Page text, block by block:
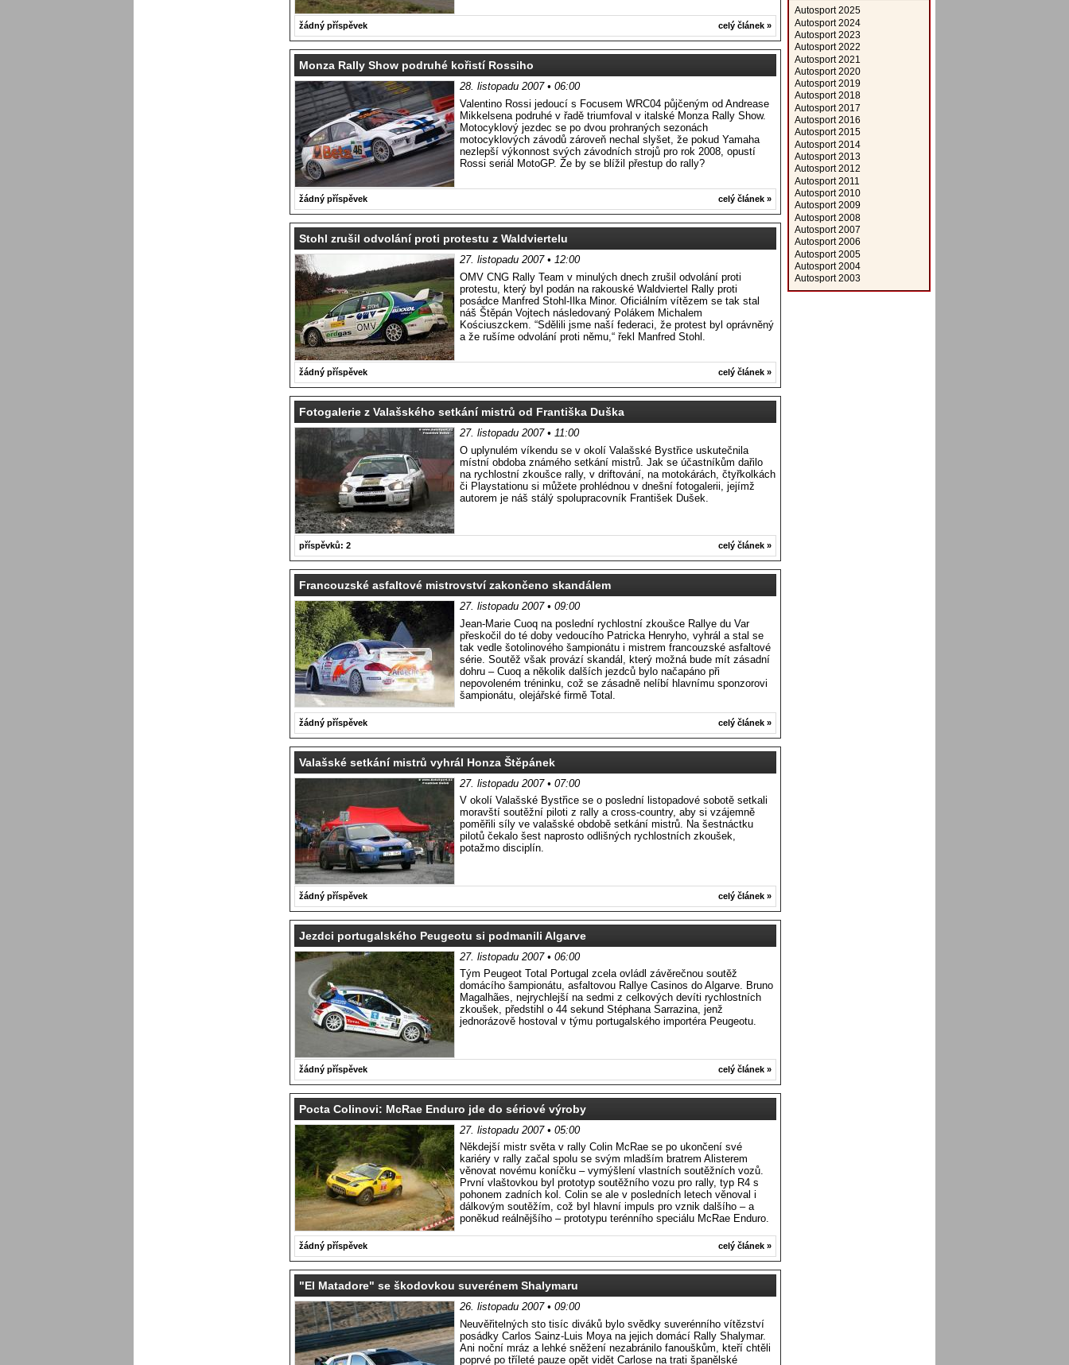
žádný příspěvek celý článek »
Monza Rally Show podruhé kořistí Rossiho
28. listopadu 2007 • 06:00
Valentino Rossi jedoucí s Focusem WRC04 půjčeným od Andrease
Mikkelsena podruhé v řadě triumfoval v italské Monza Rally Show.
Motocyklový jezdec se po dvou prohraných sezonách
motocyklových závodů zároveň nechal slyšet, že pokud Yamaha
nezlepší výkonnost svých závodních strojů pro rok 2008, opustí
Rossi seriál MotoGP. Že by se blížil přestup do rally?
žádný příspěvek celý článek »
Stohl zrušil odvolání proti protestu z Waldviertelu
27. listopadu 2007 • 12:00
OMV CNG Rally Team v minulých dnech zrušil odvolání proti
protestu, který byl podán na rakouské Waldviertel Rally proti
posádce Manfred Stohl-Ilka Minor. Oficiálním vítězem se tak stal
náš Štěpán Vojtech následovaný Polákem Michalem
Kościuszckem. “Sdělili jsme naší federaci, že protest byl oprávněný
a že rušíme odvolání proti němu,“ řekl Manfred Stohl.
žádný příspěvek celý článek »
Fotogalerie z Valašského setkání mistrů od Františka Duška
27. listopadu 2007 • 11:00
O uplynulém víkendu se v okolí Valašské Bystřice uskutečnila
místní obdoba známého setkání mistrů. Jak se účastníkům dařilo
na rychlostní zkoušce rally, v driftování, na motokárách, čtyřkolkách
či Playstationu si můžete prohlédnou v dnešní fotogalerii, jejímž
autorem je náš stálý spolupracovník František Dušek.
příspěvků: 2 celý článek »
Francouzské asfaltové mistrovství zakončeno skandálem
27. listopadu 2007 • 09:00
Jean-Marie Cuoq na poslední rychlostní zkoušce Rallye du Var
přeskočil do té doby vedoucího Patricka Henryho, vyhrál a stal se
tak vedle šotolinového šampionátu i mistrem francouzské asfaltové
série. Soutěž však provází skandál, který možná bude mít zásadní
dohru – Cuoq a několik dalších jezdců bylo načapáno při
nepovoleném tréninku, což se zásadně nelíbí hlavnímu sponzorovi
šampionátu, olejářské firmě Total.
žádný příspěvek celý článek »
Valašské setkání mistrů vyhrál Honza Štěpánek
27. listopadu 2007 • 07:00
V okolí Valašské Bystřice se o poslední listopadové sobotě setkali
moravští soutěžní piloti z rally a cross-country, aby si vzájemně
poměřili síly ve valašské obdobě setkání mistrů. Na šestnáctku
pilotů čekalo šest naprosto odlišných rychlostních zkoušek,
potažmo disciplín.
žádný příspěvek celý článek »
Jezdci portugalského Peugeotu si podmanili Algarve
27. listopadu 2007 • 06:00
Tým Peugeot Total Portugal zcela ovládl závěrečnou soutěž
domácího šampionátu, asfaltovou Rallye Casinos do Algarve. Bruno
Magalhães, nejrychlejší na sedmi z celkových devíti rychlostních
zkoušek, předstihl o 44 sekund Stéphana Sarrazina, jenž
jednorázově hostoval v týmu portugalského importéra Peugeotu.
žádný příspěvek celý článek »
Pocta Colinovi: McRae Enduro jde do sériové výroby
27. listopadu 2007 • 05:00
Někdejší mistr světa v rally Colin McRae se po ukončení své
kariéry v rally začal spolu se svým mladším bratrem Alisterem
věnovat novému koníčku – vymýšlení vlastních soutěžních vozů.
První vlaštovkou byl prototyp soutěžního vozu pro rally, typ R4 s
pohonem zadních kol. Colin se ale v posledních letech věnoval i
dálkovým soutěžím, což byl hlavní impuls pro vznik dalšího – a
poněkud reálnějšího – prototypu terénního speciálu McRae Enduro.
žádný příspěvek celý článek »
"El Matadore" se škodovkou suverénem Shalymaru
26. listopadu 2007 • 09:00
Neuvěřitelných sto tisíc diváků bylo svědky suverénního vítězství
posádky Carlos Sainz-Luis Moya na jejich domácí Rally Shalymar.
Ani noční mráz a lehké sněžení nezabránilo fanouškům, kteří chtěli
poprvé po tříleté pauze opět vidět Carlose na trati španělské
Autosport 2025
Autosport 2024
Autosport 2023
Autosport 2022
Autosport 2021
Autosport 2020
Autosport 2019
Autosport 2018
Autosport 2017
Autosport 2016
Autosport 2015
Autosport 2014
Autosport 2013
Autosport 2012
Autosport 2011
Autosport 2010
Autosport 2009
Autosport 2008
Autosport 2007
Autosport 2006
Autosport 2005
Autosport 2004
Autosport 2003